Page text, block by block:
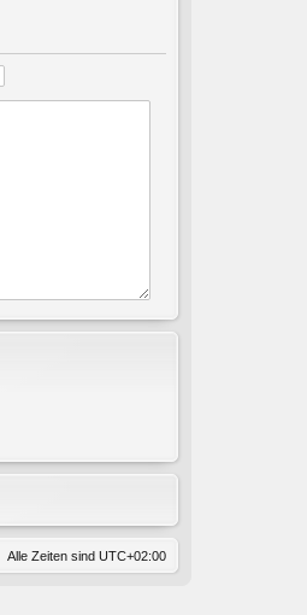
Alle Zeiten sind UTC+02:00